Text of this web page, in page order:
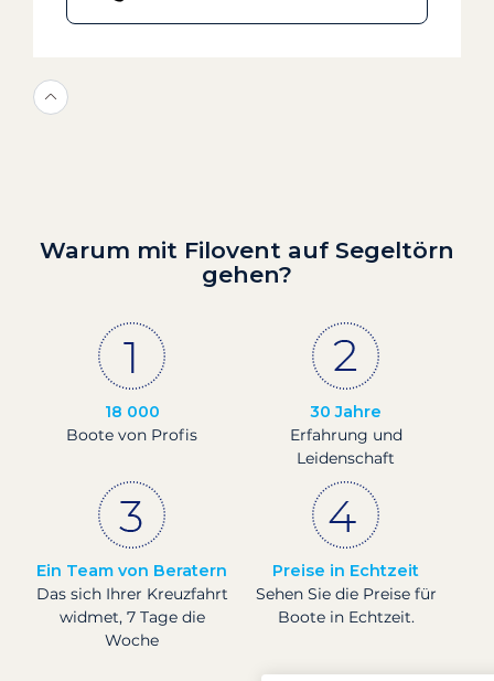
Warum mit Filovent auf Segeltörn
gehen?
18 000
Boote von Profis
30 Jahre
Erfahrung und
Leidenschaft
Ein Team von Beratern
Das sich Ihrer Kreuzfahrt
widmet, 7 Tage die
Woche
Preise in Echtzeit
Sehen Sie die Preise für
Boote in Echtzeit.